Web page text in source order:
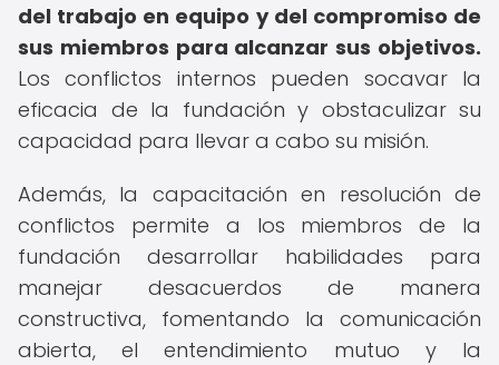
del trabajo en equipo y del compromiso de
sus miembros para alcanzar sus objetivos.
Los conflictos internos pueden socavar la
eficacia de la fundación y obstaculizar su
capacidad para llevar a cabo su misión.
Además, la capacitación en resolución de
conflictos permite a los miembros de la
fundación desarrollar habilidades para
manejar desacuerdos de manera
constructiva, fomentando la comunicación
abierta, el entendimiento mutuo y la